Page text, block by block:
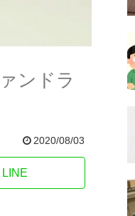
ンドラ
2020/08/03
LINE